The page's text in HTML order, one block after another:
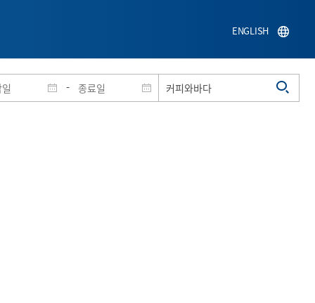
-
ENGLISH